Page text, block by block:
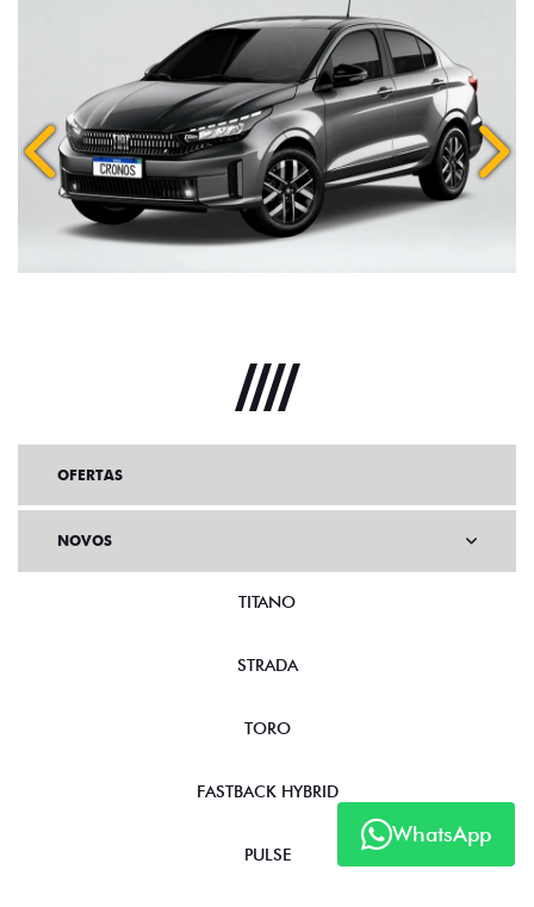
Anterior
WhatsApp
OFERTAS
NOVOS
TITANO
STRADA
TORO
FASTBACK HYBRID
PULSE